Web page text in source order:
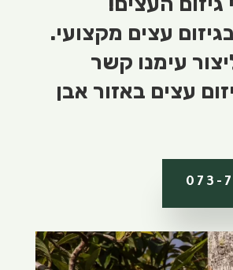
עצים מקצועי.
עימנו קשר
עצים באזור אבן
073-